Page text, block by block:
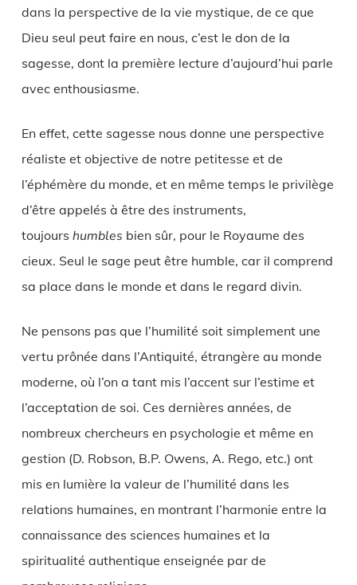
dans la perspective de la vie mystique, de ce que
Dieu seul peut faire en nous, c’est le don de la
sagesse, dont la première lecture d’aujourd’hui parle
avec enthousiasme.
En effet, cette sagesse nous donne une perspective
réaliste et objective de notre petitesse et de
l’éphémère du monde, et en même temps le privilège
d’être appelés à être des instruments,
toujours humbles bien sûr, pour le Royaume des
cieux. Seul le sage peut être humble, car il comprend
sa place dans le monde et dans le regard divin.
Ne pensons pas que l’humilité soit simplement une
vertu prônée dans l’Antiquité, étrangère au monde
moderne, où l’on a tant mis l’accent sur l’estime et
l’acceptation de soi. Ces dernières années, de
nombreux chercheurs en psychologie et même en
gestion (D. Robson, B.P. Owens, A. Rego, etc.) ont
mis en lumière la valeur de l’humilité dans les
relations humaines, en montrant l’harmonie entre la
connaissance des sciences humaines et la
spiritualité authentique enseignée par de